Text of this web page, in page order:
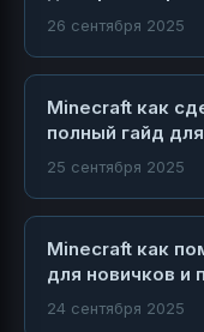
26 сентября 2025
Minecraft как
полный гайд
25 сентября 2025
Minecraft как
для новичков и
24 сентября 2025